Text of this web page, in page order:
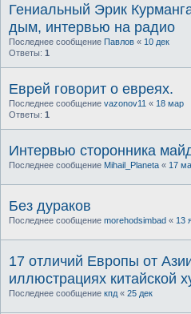
Гениальный Эрик
дым, интервью на радио
Последнее сообщение Павлов « 10 дек
Ответы: 1
Еврей говорит о евреях.
Последнее сообщение vazonov11 « 18 мар
Ответы: 1
Интервью сторонника
Последнее сообщение Mihail_Planeta « 17
Без дураков
Последнее сообщение morehodsimbad « 13
17 отличий Европы от
иллюстрациях китайской
Последнее сообщение кпд « 25 дек